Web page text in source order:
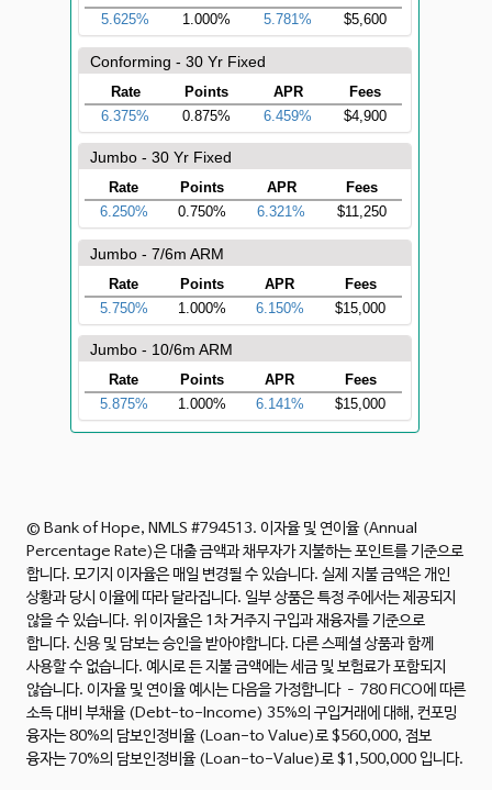
© Bank of Hope, NMLS #794513. 이자율 및 연이율 (Annual
Percentage Rate)은 대출 금액과 채무자가 지불하는 포인트를 기준으로
합니다. 모기지 이자율은 매일 변경될 수 있습니다. 실제 지불 금액은 개인
상황과 당시 이율에 따라 달라집니다. 일부 상품은 특정 주에서는 제공되지
않을 수 있습니다. 위 이자율은 1차 거주지 구입과 재융자를 기준으로
합니다. 신용 및 담보는 승인을 받아야합니다. 다른 스페셜 상품과 함께
사용할 수 없습니다. 예시로 든 지불 금액에는 세금 및 보험료가 포함되지
않습니다. 이자율 및 연이율 예시는 다음을 가정합니다 – 780 FICO에 따른
소득 대비 부채율 (Debt-to-Income) 35%의 구입거래에 대해, 컨포밍
융자는 80%의 담보인정비율 (Loan-to Value)로 $560,000, 점보
융자는 70%의 담보인정비율 (Loan-to-Value)로 $1,500,000 입니다.